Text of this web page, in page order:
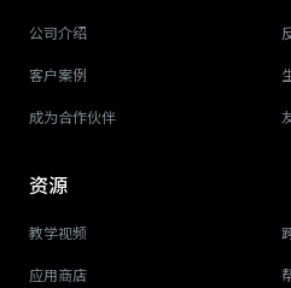
公司介绍
客户案例
成为合作伙伴
资源
教学视频
应用商店